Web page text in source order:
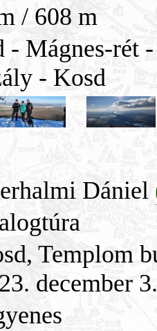
/ 608 m
- Mágnes-rét
- Kosd
Dániel
Templom
december